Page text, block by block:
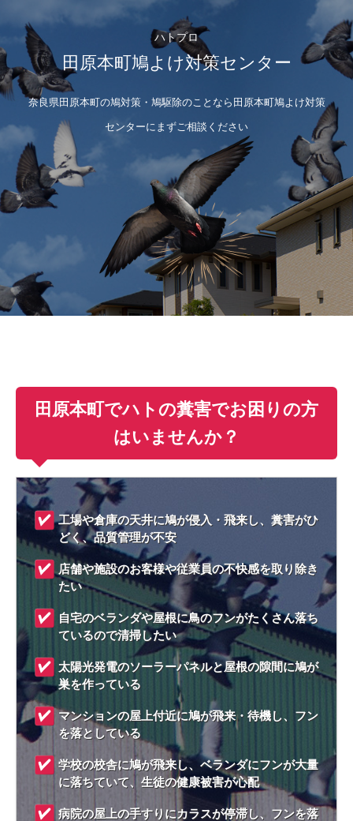
ハトプロ
田原本町鳩よけ対策センター
奈良県田原本町の鳩対策・鳩駆除のことなら田原本町鳩よけ対策
センターにまずご相談ください
田原本町でハトの糞害でお困りの方
はいませんか？
工場や倉庫の天井に鳩が侵入・飛来し、糞害がひ
どく、品質管理が不安
店舗や施設のお客様や従業員の不快感を取り除き
たい
自宅のベランダや屋根に鳥のフンがたくさん落ち
ているので清掃したい
太陽光発電のソーラーパネルと屋根の隙間に鳩が
巣を作っている
マンションの屋上付近に鳩が飛来・待機し、フン
を落としている
学校の校舎に鳩が飛来し、ベランダにフンが大量
に落ちていて、生徒の健康被害が心配
病院の屋上の手すりにカラスが停滞し、フンを落